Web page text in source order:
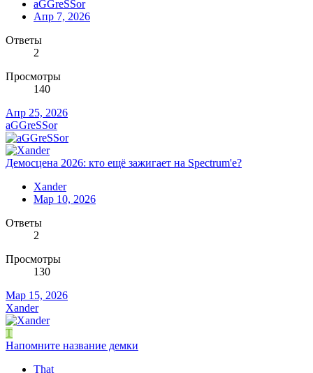
aGGreSSor
Апр 7, 2026
Ответы
2
Просмотры
140
Апр 25, 2026
aGGreSSor
Демосцена 2026: кто ещё зажигает на Spectrum'е?
Xander
Мар 10, 2026
Ответы
2
Просмотры
130
Мар 15, 2026
Xander
T
Напомните название демки
That